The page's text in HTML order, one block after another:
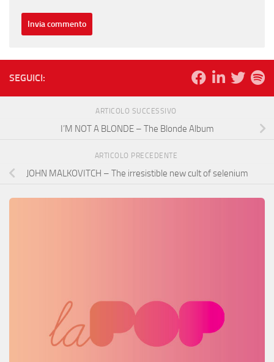
SEGUICI:
ARTICOLO SUCCESSIVO
I’M NOT A BLONDE – The Blonde Album
ARTICOLO PRECEDENTE
JOHN MALKOVITCH – The irresistible new cult of selenium